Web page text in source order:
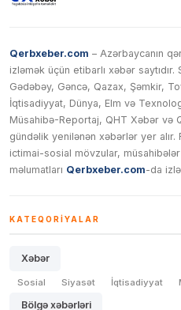
Qerbxeber.com – Azərbaycanın
izləmək üçün etibarlı xəbər saytıdır.
Gədəbəy, Gəncə, Qazax, Şəmkir,
İqtisadiyyat, Dünya, Elm və
Müsahibə-Reportaj, QHT Xəbər və
gündəlik yenilənən xəbərlər yer
ictimai-sosial mövzular,
məlumatları Qerbxeber.com-da
KATEQORIYALAR
Xəbər
Sosial Siyasət İqtisadiyyat
Bölgə xəbərləri